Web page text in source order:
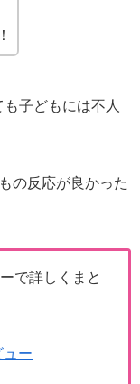
子どもには不人
の反応が良かった
で詳しくまと
ュー